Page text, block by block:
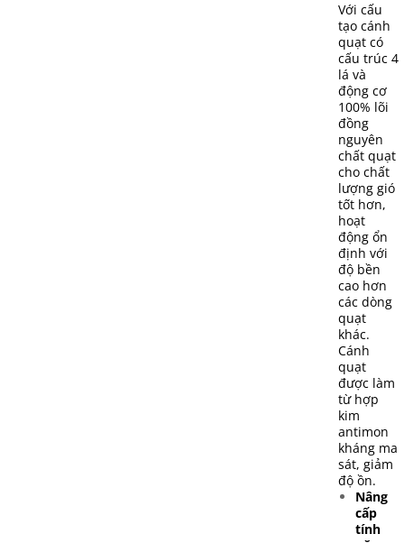
Với cấu
tạo cánh
quạt có
cấu trúc 4
lá và
động cơ
100% lõi
đồng
nguyên
chất quạt
cho chất
lượng gió
tốt hơn,
hoạt
động ổn
định với
độ bền
cao hơn
các dòng
quạt
khác.
Cánh
quạt
được làm
từ hợp
kim
antimon
kháng ma
sát, giảm
độ ồn.
Nâng
cấp
tính